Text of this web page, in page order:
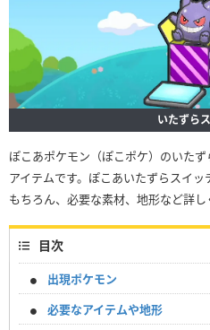
いたずら
ぽこあポケモン（ぽこポケ）のいた
アイテムです。ぽこあいたずらスイ
もちろん、必要な素材、地形など詳し
目次
出現ポケモン
必要なアイテムや地形